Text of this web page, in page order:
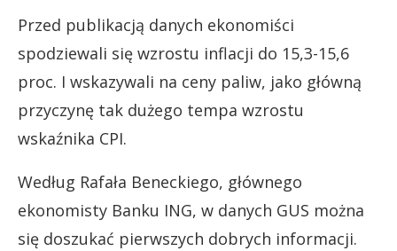
Przed publikacją danych ekonomiści
spodziewali się wzrostu inflacji do 15,3-15,6
proc. I wskazywali na ceny paliw, jako główną
przyczynę tak dużego tempa wzrostu
wskaźnika CPI.
Według Rafała Beneckiego, głównego
ekonomisty Banku ING, w danych GUS można
się doszukać pierwszych dobrych informacji.